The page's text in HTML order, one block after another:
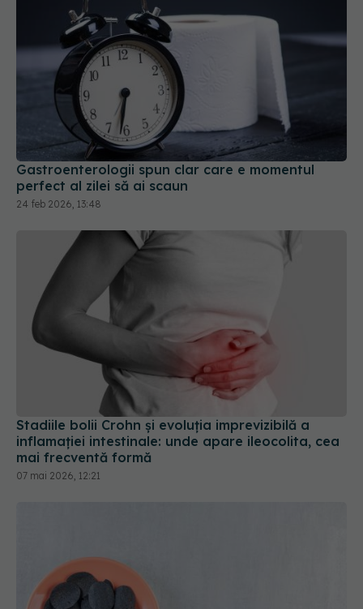
Gastroenterologii spun clar care e momentul
perfect al zilei să ai scaun
24 feb 2026, 13:48
Stadiile bolii Crohn și evoluția imprevizibilă a
inflamației intestinale: unde apare ileocolita, cea
mai frecventă formă
07 mai 2026, 12:21